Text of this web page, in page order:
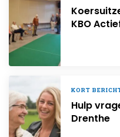
KBO
KORT
Hulp
Drenthe